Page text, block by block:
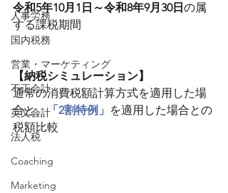
人事労務
国内税務
営業・マーケティング
不正会計
英文会計
法人税
Coaching
Marketing
令和5年10月1日～令和8年9月30日の属
する課税期間
【納税シミュレーション】
通常の消費税額計算方式を適用した場
合と、「2割特例」 を適用した場合との
税額比較